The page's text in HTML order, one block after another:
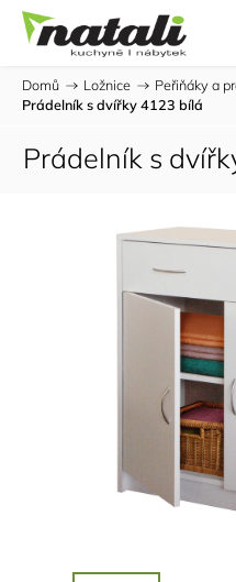
Domů / Ložnice / Peřiňáky a
Prádelník s dvířky 4123 bílá
Prádelník s